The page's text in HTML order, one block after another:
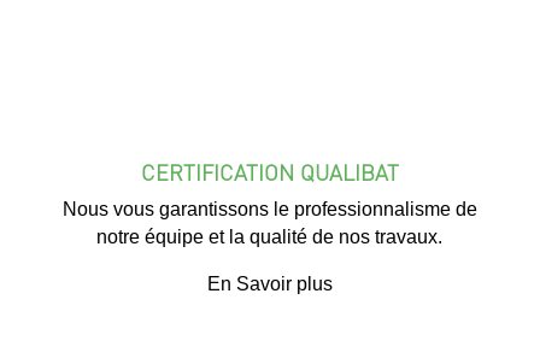
CERTIFICATION QUALIBAT
Nous vous garantissons le professionnalisme de
notre équipe et la qualité de nos travaux.
En Savoir plus